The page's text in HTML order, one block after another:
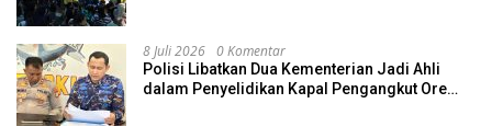
8 Juli 2026 0 Komentar
Polisi Libatkan Dua Kementerian Jadi Ahli
dalam Penyelidikan Kapal Pengangkut Ore